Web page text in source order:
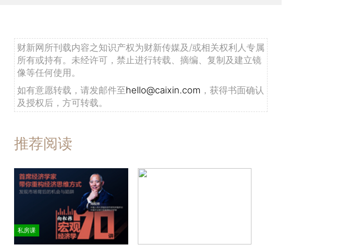
财新网所刊载内容之知识产权为财新传媒及/或相关权利人专属
所有或持有。未经许可，禁止进行转载、摘编、复制及建立镜
像等任何使用。
如有意愿转载，请发邮件至hello@caixin.com ，获得书面确认
及授权后，方可转载。
推荐阅读
私房课